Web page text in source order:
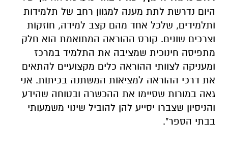
היום נדרשת לתת מענה למגוון רחב של תלמידות
ותלמידים, שלכל אחד מהם קצב למידה, חוזקות
וצרכים שונים. קורס ההוראה המתואמת הוא חלק
מתפיסה חינוכית שמציבה את התלמיד במרכז
ומעניקה לצוותי ההוראה כלים מקצועיים להתאים
את דרכי ההוראה למציאות המשתנה בכיתות. אני
גאה במורות שסיימו את ההכשרה ובטוחה שהידע
והניסיון שצברו יסייע להן להוביל שינוי משמעותי
בבתי הספר".